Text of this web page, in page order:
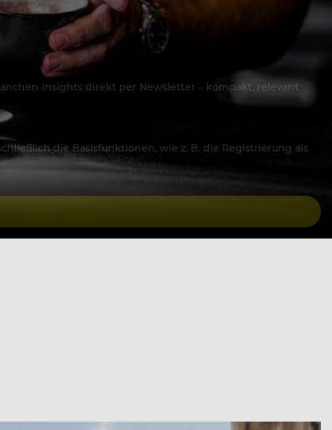
Insights direkt per Newsletter – kompakt, relevant
die Basisfunktionen, wie z. B. die Registrierung als